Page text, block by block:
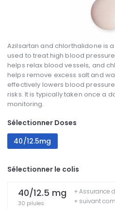
Azilsartan and chlorthalidone is
used to treat high blood
helps relax blood vessels, and
helps remove excess salt and
effectively lowers blood
risks. It is typically taken once a
monitoring.
Sélectionner Doses
40/12.5mg
Sélectionner le colis
40/12.5 mg
30 pilules
+ Assurance
+ suivant